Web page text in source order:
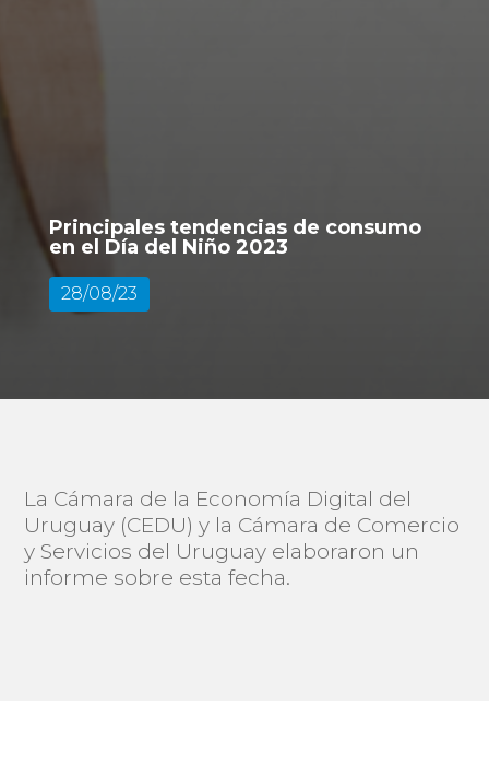
Principales tendencias de consumo
en el Día del Niño 2023
28/08/23
La Cámara de la Economía Digital del
Uruguay (CEDU) y la Cámara de Comercio
y Servicios del Uruguay elaboraron un
informe sobre esta fecha.